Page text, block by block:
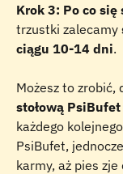
Krok 3: Po co się
trzustki zalecamy
ciągu 10-14 dni.
Możesz to zrobić,
stołową PsiBufet
każdego
PsiBufet,
karmy, aż pies